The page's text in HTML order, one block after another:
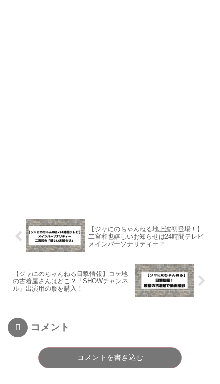
【ジャにのちゃんねる地上波初登場！】
二宮和也嬉しいお知らせは24時間テレビ
メインパーソナリティー？
【ジャにのちゃんねる目撃情報】ロケ地
の古着屋さんはどこ？「SHOWチャンネ
ル」出演用の服を購入！
コメント
コメントを書き込む